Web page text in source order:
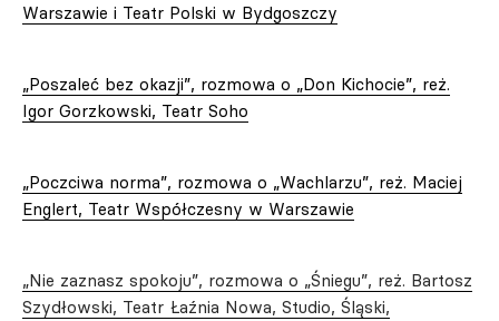
Warszawie i Teatr Polski w Bydgoszczy
„Poszaleć bez okazji”, rozmowa o „Don Kichocie”, reż.
Igor Gorzkowski, Teatr Soho
„Poczciwa norma”, rozmowa o „Wachlarzu”, reż. Maciej
Englert, Teatr Współczesny w Warszawie
„Nie zaznasz spokoju”, rozmowa o „Śniegu”, reż. Bartosz
Szydłowski, Teatr Łaźnia Nowa, Studio, Śląski,